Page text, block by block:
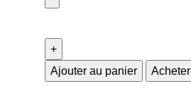
Ajouter au panier